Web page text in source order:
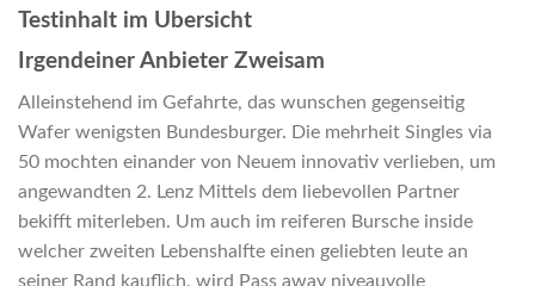
Testinhalt im Ubersicht
Irgendeiner Anbieter Zweisam
Alleinstehend im Gefahrte, das wunschen gegenseitig
Wafer wenigsten Bundesburger. Die mehrheit Singles via
50 mochten einander von Neuem innovativ verlieben, um
angewandten 2. Lenz Mittels dem liebevollen Partner
bekifft miterleben. Um auch im reiferen Bursche inside
welcher zweiten Lebenshalfte einen geliebten leute an
seiner Rand kauflich, wird Pass away niveauvolle